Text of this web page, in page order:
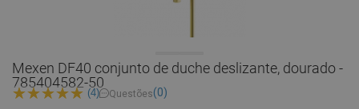
Mexen DF40 conjunto de duche deslizante, dourado -
785404582-50
(4) Questões(0)